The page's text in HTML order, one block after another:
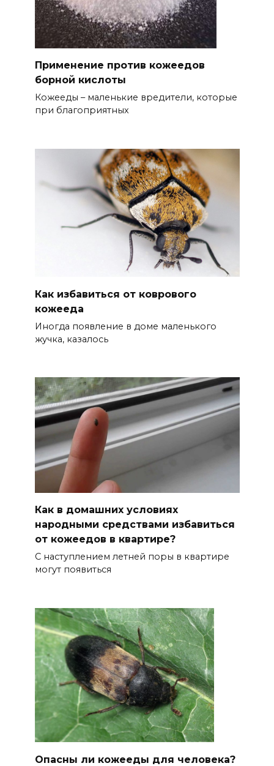
Применение против кожеедов
борной кислоты
Кожееды – маленькие вредители, которые
при благоприятных
Как избавиться от коврового
кожееда
Иногда появление в доме маленького
жучка, казалось
Как в домашних условиях
народными средствами избавиться
от кожеедов в квартире?
С наступлением летней поры в квартире
могут появиться
Опасны ли кожееды для человека?